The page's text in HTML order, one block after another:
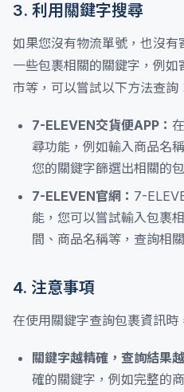
3. 利用關鍵字搜尋
如果您沒有物流單號，也沒
一些包裹相關的關鍵字，例
市等，可以嘗試以下方法查詢
7-ELEVEN交貨便APP：
尋功能，例如輸入商品名
您的關鍵字篩選出相關的
7-ELEVEN官網： 7-
能，您可以嘗試輸入包裹
間、商品名稱等，查詢相
4. 注意事項
在使用關鍵字查詢包裹資訊時
關鍵字越精確，查詢結果
確的關鍵字，例如完整的